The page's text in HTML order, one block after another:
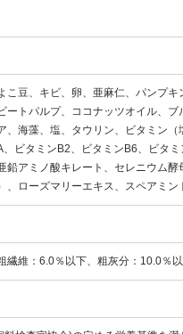
こ豆、キビ、卵、亜麻仁、パンプ
トパルプ、ココナッツオイル、
、海藻、塩、タウリン、ビタミン
ビタミンB2、ビタミンB6、ビタ
鉛アミノ酸キレート、セレニウム
ローズマリーエキス、スペアミン
維：6.0％以下、粗灰分：10.0％